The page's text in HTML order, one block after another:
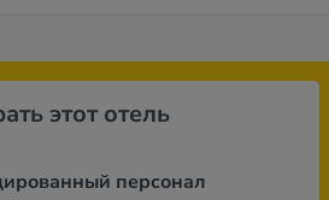
этот отель
персонал